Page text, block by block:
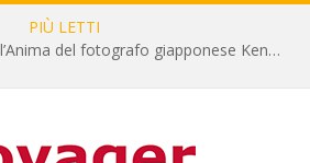
PIÙ LETTI
L’Oltrepò pavese si valorizza attraverso 15 percorsi enoturistici